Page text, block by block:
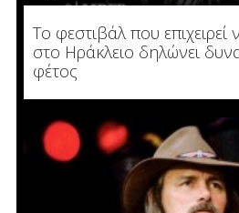
Το φεστιβάλ που επιχειρεί
στο Ηράκλειο δηλώνει
φέτος